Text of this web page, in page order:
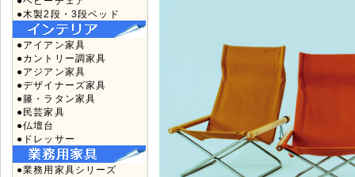
●木製2段・3段ベッド
●アイアン家具
●カントリー調家具
●アジアン家具
●デザイナーズ家具
●籐・ラタン家具
●民芸家具
●仏壇台
●ドレッサー
●業務用家具シリーズ